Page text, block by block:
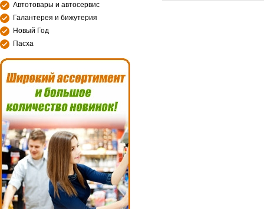
Автотовары и автосервис
Галантерея и бижутерия
Новый Год
Пасха